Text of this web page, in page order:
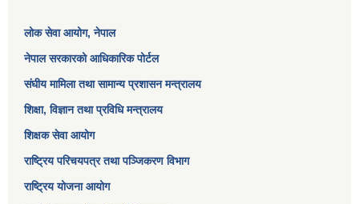
लोक सेवा आयोग, नेपाल
नेपाल सरकारको आधिकारिक पोर्टल
संघीय मामिला तथा सामान्य प्रशासन मन्त्रालय
शिक्षा, विज्ञान तथा प्रविधि मन्त्रालय
शिक्षक सेवा आयोग
राष्ट्रिय परिचयपत्र तथा पञ्जिकरण विभाग
राष्ट्रिय योजना आयोग